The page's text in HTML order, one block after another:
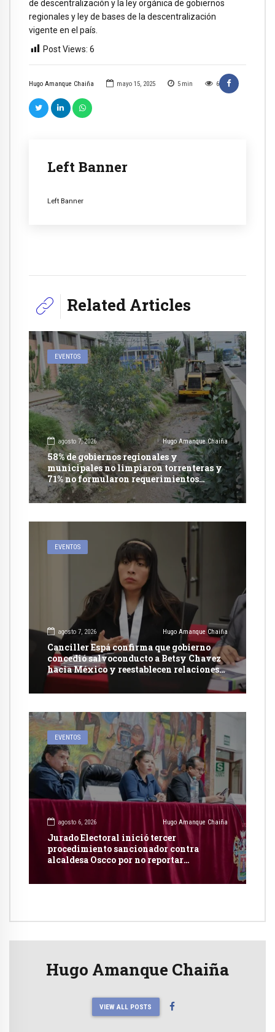
Hugo Amanque Chaiña mayo 15, 2025 5 min 6
Left Banner
Left Banner
de descentralización y la ley orgánica de gobiernos
regionales y ley de bases de la descentralización
vigente en el país.
Post Views: 6
Related Articles
EVENTOS
agosto 7, 2026 Hugo Amanque Chaiña
58% de gobiernos regionales y
municipales no limpiaron torrenteras y
71% no formularon requerimientos
presupuestales afirma informe de
Contraloría
EVENTOS
agosto 7, 2026 Hugo Amanque Chaiña
Canciller Espá confirma que gobierno
concedió salvoconducto a Betsy Chavez
hacia México y reestablecen relaciones
con dicho país
EVENTOS
agosto 6, 2026 Hugo Amanque Chaiña
Jurado Electoral inició tercer
procedimiento sancionador contra
alcaldesa Oscco por no reportar
Hugo Amanque Chaiña
VIEW ALL POSTS